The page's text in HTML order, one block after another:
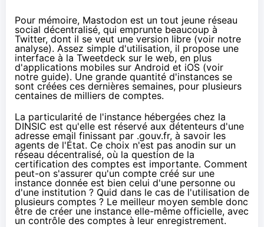
Pour mémoire, Mastodon est un tout jeune réseau
social décentralisé, qui emprunte beaucoup à
Twitter, dont il se veut une version libre (voir notre
analyse). Assez simple d'utilisation, il propose une
interface à la Tweetdeck sur le web, en plus
d'applications mobiles sur Android et iOS (voir
notre guide). Une grande quantité d'instances se
sont créées ces dernières semaines, pour plusieurs
centaines de milliers de comptes.
La particularité de l'instance hébergées chez la
DINSIC est qu'elle est réservé aux détenteurs d'une
adresse email finissant par .gouv.fr, à savoir les
agents de l'État. Ce choix n'est pas anodin sur un
réseau décentralisé, où la question de la
certification des comptes est importante. Comment
peut-on s'assurer qu'un compte créé sur une
instance donnée est bien celui d'une personne ou
d'une institution ? Quid dans le cas de l'utilisation de
plusieurs comptes ? Le meilleur moyen semble donc
être de créer une instance elle-même officielle, avec
un contrôle des comptes à leur enregistrement.